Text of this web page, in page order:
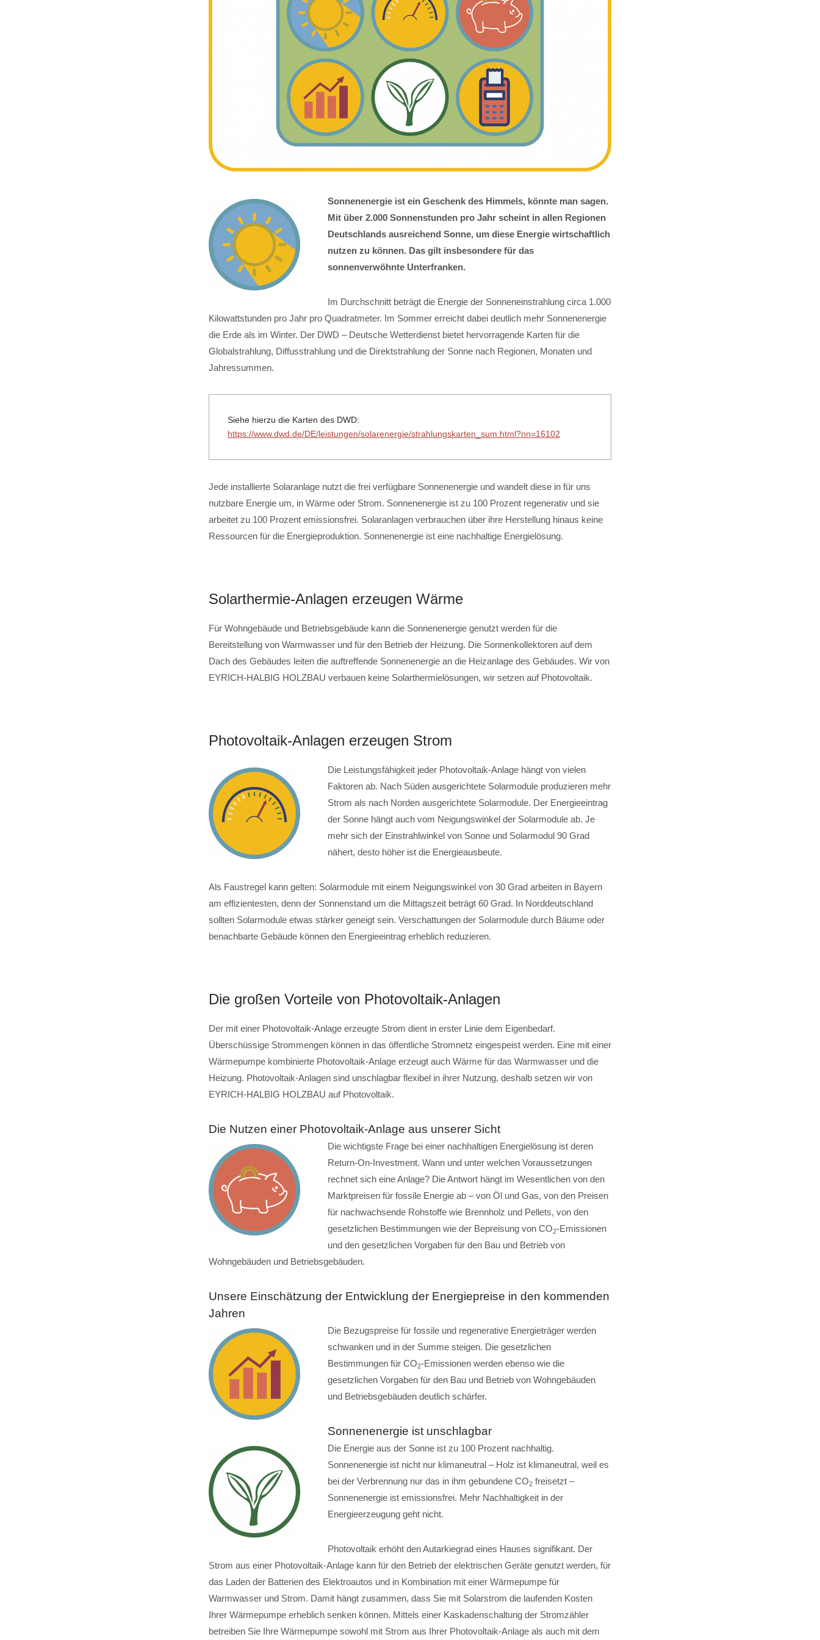
Sonnenenergie ist ein Geschenk des Himmels, könnte man sagen.
Mit über 2.000 Sonnenstunden pro Jahr scheint in allen Regionen
Deutschlands ausreichend Sonne, um diese Energie wirtschaftlich
nutzen zu können. Das gilt insbesondere für das
sonnenverwöhnte Unterfranken.
Im Durchschnitt beträgt die Energie der Sonneneinstrahlung circa 1.000
Kilowattstunden pro Jahr pro Quadratmeter. Im Sommer erreicht dabei deutlich mehr Sonnenenergie
die Erde als im Winter. Der DWD – Deutsche Wetterdienst bietet hervorragende Karten für die
Globalstrahlung, Diffusstrahlung und die Direktstrahlung der Sonne nach Regionen, Monaten und
Jahressummen.
Siehe hierzu die Karten des DWD:
https://www.dwd.de/DE/leistungen/solarenergie/strahlungskarten_sum.html?nn=16102
Jede installierte Solaranlage nutzt die frei verfügbare Sonnenenergie und wandelt diese in für uns
nutzbare Energie um, in Wärme oder Strom. Sonnenenergie ist zu 100 Prozent regenerativ und sie
arbeitet zu 100 Prozent emissionsfrei. Solaranlagen verbrauchen über ihre Herstellung hinaus keine
Ressourcen für die Energieproduktion. Sonnenenergie ist eine nachhaltige Energielösung.
Solarthermie-Anlagen erzeugen Wärme
Für Wohngebäude und Betriebsgebäude kann die Sonnenenergie genutzt werden für die
Bereitstellung von Warmwasser und für den Betrieb der Heizung. Die Sonnenkollektoren auf dem
Dach des Gebäudes leiten die auftreffende Sonnenenergie an die Heizanlage des Gebäudes. Wir von
EYRICH-HALBIG HOLZBAU verbauen keine Solarthermielösungen, wir setzen auf Photovoltaik.
Photovoltaik-Anlagen erzeugen Strom
Die Leistungsfähigkeit jeder Photovoltaik-Anlage hängt von vielen
Faktoren ab. Nach Süden ausgerichtete Solarmodule produzieren mehr
Strom als nach Norden ausgerichtete Solarmodule. Der Energieeintrag
der Sonne hängt auch vom Neigungswinkel der Solarmodule ab. Je
mehr sich der Einstrahlwinkel von Sonne und Solarmodul 90 Grad
nähert, desto höher ist die Energieausbeute.
Als Faustregel kann gelten: Solarmodule mit einem Neigungswinkel von 30 Grad arbeiten in Bayern
am effizientesten, denn der Sonnenstand um die Mittagszeit beträgt 60 Grad. In Norddeutschland
sollten Solarmodule etwas stärker geneigt sein. Verschattungen der Solarmodule durch Bäume oder
benachbarte Gebäude können den Energieeintrag erheblich reduzieren.
Die großen Vorteile von Photovoltaik-Anlagen
Der mit einer Photovoltaik-Anlage erzeugte Strom dient in erster Linie dem Eigenbedarf.
Überschüssige Strommengen können in das öffentliche Stromnetz eingespeist werden. Eine mit einer
Wärmepumpe kombinierte Photovoltaik-Anlage erzeugt auch Wärme für das Warmwasser und die
Heizung. Photovoltaik-Anlagen sind unschlagbar flexibel in ihrer Nutzung, deshalb setzen wir von
EYRICH-HALBIG HOLZBAU auf Photovoltaik.
Die Nutzen einer Photovoltaik-Anlage aus unserer Sicht
Die wichtigste Frage bei einer nachhaltigen Energielösung ist deren
Return-On-Investment. Wann und unter welchen Voraussetzungen
rechnet sich eine Anlage? Die Antwort hängt im Wesentlichen von den
Marktpreisen für fossile Energie ab – von Öl und Gas, von den Preisen
für nachwachsende Rohstoffe wie Brennholz und Pellets, von den
gesetzlichen Bestimmungen wie der Bepreisung von CO2-Emissionen
und den gesetzlichen Vorgaben für den Bau und Betrieb von
Wohngebäuden und Betriebsgebäuden.
Unsere Einschätzung der Entwicklung der Energiepreise in den kommenden
Jahren
Die Bezugspreise für fossile und regenerative Energieträger werden
schwanken und in der Summe steigen. Die gesetzlichen
Bestimmungen für CO2-Emissionen werden ebenso wie die
gesetzlichen Vorgaben für den Bau und Betrieb von Wohngebäuden
und Betriebsgebäuden deutlich schärfer.
Sonnenenergie ist unschlagbar
Die Energie aus der Sonne ist zu 100 Prozent nachhaltig.
Sonnenenergie ist nicht nur klimaneutral – Holz ist klimaneutral, weil es
bei der Verbrennung nur das in ihm gebundene CO2 freisetzt –
Sonnenenergie ist emissionsfrei. Mehr Nachhaltigkeit in der
Energieerzeugung geht nicht.
Photovoltaik erhöht den Autarkiegrad eines Hauses signifikant. Der
Strom aus einer Photovoltaik-Anlage kann für den Betrieb der elektrischen Geräte genutzt werden, für
das Laden der Batterien des Elektroautos und in Kombination mit einer Wärmepumpe für
Warmwasser und Strom. Damit hängt zusammen, dass Sie mit Solarstrom die laufenden Kosten
Ihrer Wärmepumpe erheblich senken können. Mittels einer Kaskadenschaltung der Stromzähler
betreiben Sie Ihre Wärmepumpe sowohl mit Strom aus Ihrer Photovoltaik-Anlage als auch mit dem